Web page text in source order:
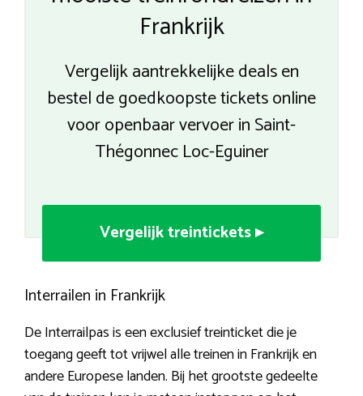
Frankrijk
Vergelijk aantrekkelijke deals en
bestel de goedkoopste tickets online
voor openbaar vervoer in Saint-
Thégonnec Loc-Eguiner
Vergelijk treintickets ▸
Interrailen in Frankrijk
De Interrailpas is een exclusief treinticket die je
toegang geeft tot vrijwel alle treinen in Frankrijk en
andere Europese landen. Bij het grootste gedeelte